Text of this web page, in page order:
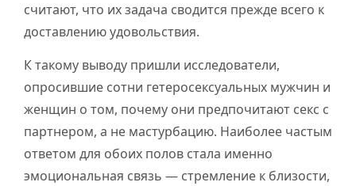
считают, что их задача сводится прежде всего к
доставлению удовольствия.
К такому выводу пришли исследователи,
опросившие сотни гетеросексуальных мужчин и
женщин о том, почему они предпочитают секс с
партнером, а не мастурбацию. Наиболее частым
ответом для обоих полов стала именно
эмоциональная связь — стремление к близости,